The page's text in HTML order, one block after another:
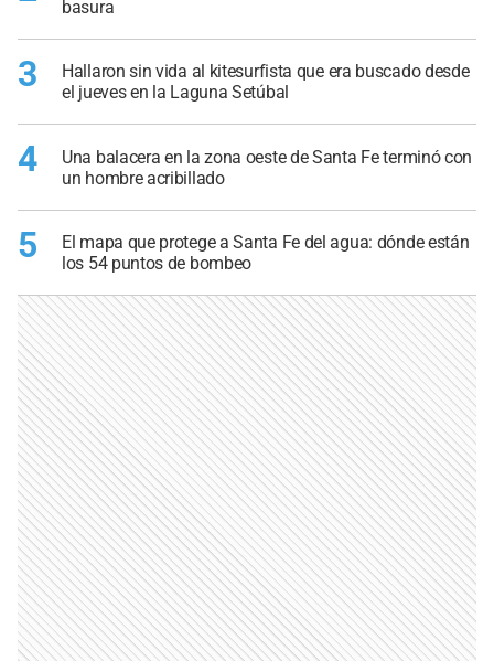
basura
3
Hallaron sin vida al kitesurfista que era buscado desde
el jueves en la Laguna Setúbal
4
Una balacera en la zona oeste de Santa Fe terminó con
un hombre acribillado
5
El mapa que protege a Santa Fe del agua: dónde están
los 54 puntos de bombeo